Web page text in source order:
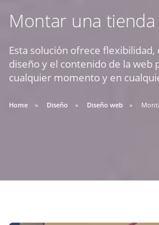
Montar una
Esta solución ofrece
diseño y el contenido de la web
cualquier momento y en
Home Diseño Diseño web
09:30 AM A 18:30 PM
soporte@webseo.cl